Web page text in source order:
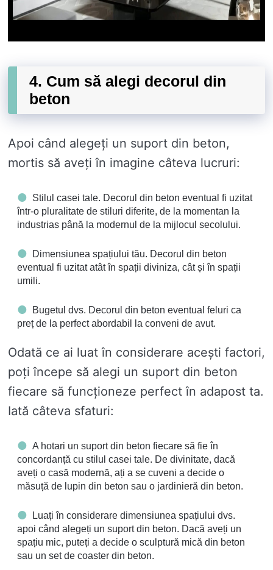
4. Cum să alegi decorul din
beton
Apoi când alegeți un suport din beton,
mortis să aveți în imagine câteva lucruri:
Stilul casei tale. Decorul din beton eventual fi uzitat
într-o pluralitate de stiluri diferite, de la momentan la
industrias până la modernul de la mijlocul secolului.
Dimensiunea spațiului tău. Decorul din beton
eventual fi uzitat atât în ​​spații diviniza, cât și în spații
umili.
Bugetul dvs. Decorul din beton eventual feluri ca
preț de la perfect abordabil la conveni de avut.
Odată ce ai luat în considerare acești factori,
poți începe să alegi un suport din beton
fiecare să funcționeze perfect în adapost ta.
Iată câteva sfaturi:
A hotari un suport din beton fiecare să fie în
concordanță cu stilul casei tale. De divinitate, dacă
aveți o casă modernă, ați a se cuveni a decide o
măsuță de lupin din beton sau o jardinieră din beton.
Luați în considerare dimensiunea spațiului dvs.
apoi când alegeți un suport din beton. Dacă aveți un
spațiu mic, puteți a decide o sculptură mică din beton
sau un set de coaster din beton.